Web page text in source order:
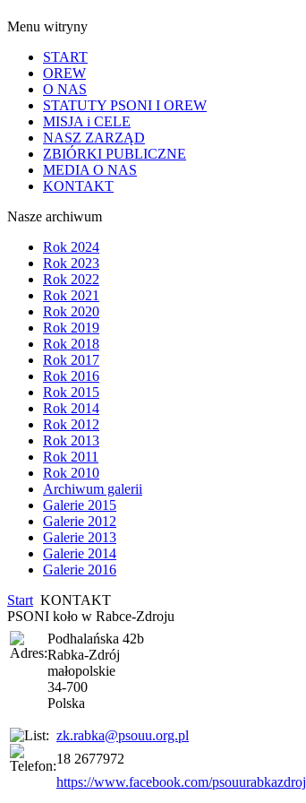
Menu witryny
START
OREW
O NAS
STATUTY PSONI I OREW
MISJA i CELE
NASZ ZARZĄD
ZBIÓRKI PUBLICZNE
MEDIA O NAS
KONTAKT
Nasze archiwum
Rok 2024
Rok 2023
Rok 2022
Rok 2021
Rok 2020
Rok 2019
Rok 2018
Rok 2017
Rok 2016
Rok 2015
Rok 2014
Rok 2012
Rok 2013
Rok 2011
Rok 2010
Archiwum galerii
Galerie 2015
Galerie 2012
Galerie 2013
Galerie 2014
Galerie 2016
Start KONTAKT
PSONI koło w Rabce-Zdroju
Podhalańska 42b
Rabka-Zdrój
małopolskie
34-700
Polska
zk.rabka@psouu.org.pl
18 2677972
https://www.facebook.com/psouurabkazdroj